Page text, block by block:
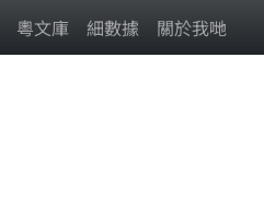
粵文庫 細數據 關於我哋